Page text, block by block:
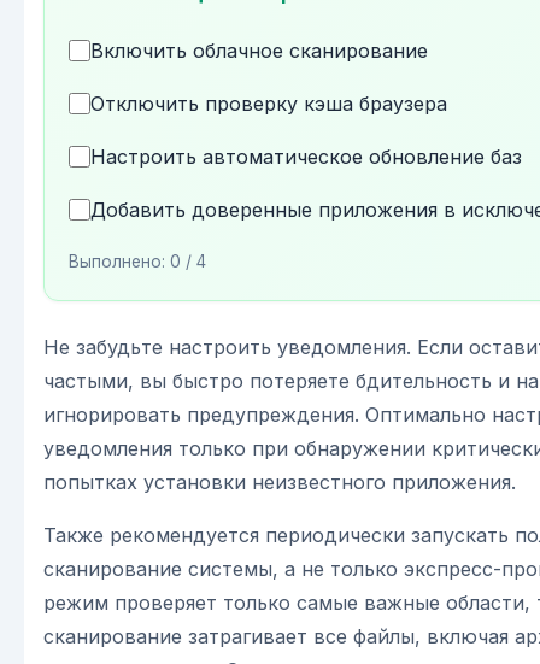
Включить облачное сканирование
Отключить проверку кэша браузера
Настроить автоматическое обновление баз
Добавить доверенные приложения в
Выполнено: 0 / 4
Не забудьте настроить уведомления. Если
частыми, вы быстро потеряете бдительность и
игнорировать предупреждения. Оптимально
уведомления только при обнаружении
попытках установки неизвестного приложения.
Также рекомендуется периодически запускать
сканирование системы, а не только экспресс-
режим проверяет только самые важные области,
сканирование затрагивает все файлы, включая